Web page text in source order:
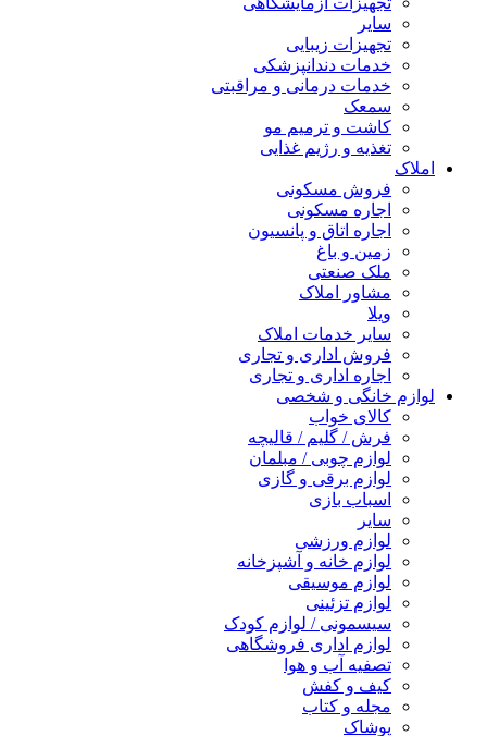
سایر
تجهیزات زیبایی
خدمات دندانپزشکی
خدمات درمانی و مراقبتی
سمعک
کاشت و ترمیم مو
تغذیه و رژیم غذایی
املاک
فروش مسکونی
اجاره مسکونی
اجاره اتاق و پانسیون
زمین و باغ
ملک صنعتی
مشاور املاک
ویلا
سایر خدمات املاک
فروش اداری و تجاری
اجاره اداری و تجاری
لوازم خانگی و شخصی
کالای خواب
فرش / گلیم / قالیچه
لوازم چوبی / مبلمان
لوازم برقی و گازی
اسباب بازی
سایر
لوازم ورزشی
لوازم خانه و آشپزخانه
لوازم موسیقی
لوازم تزئینی
سیسمونی / لوازم کودک
لوازم اداری فروشگاهی
تصفیه آب و هوا
کیف و کفش
مجله و کتاب
پوشاک